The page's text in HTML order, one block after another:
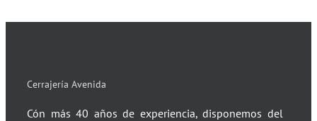
Cerrajería Avenida
Cón más 40 años de experiencia, disponemos del